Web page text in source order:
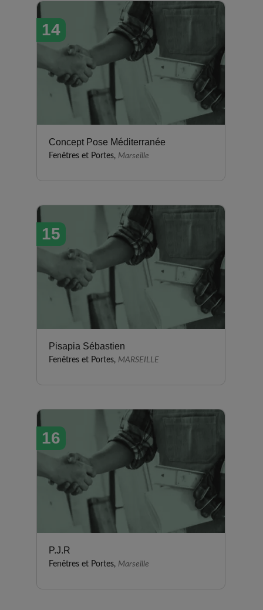
14
Concept Pose Méditerranée
Fenêtres et Portes, Marseille
15
Pisapia Sébastien
Fenêtres et Portes, MARSEILLE
16
P.J.R
Fenêtres et Portes, Marseille